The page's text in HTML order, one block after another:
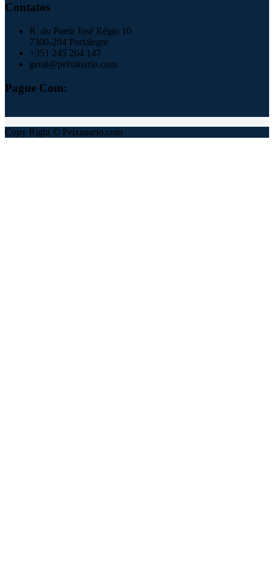
Contatos
R. do Poeta José Régio 10
7300-204 Portalegre
+351 245 204 147
geral@peixanario.com
Pague Com:
Copy Right © Peixanario.com